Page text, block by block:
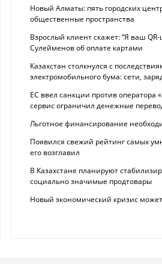
Новый Алматы: пять городских
общественные пространства
Взрослый клиент скажет: “Я ваш
Сулейменов об оплате картами
Казахстан столкнулся с
электромобильного бума: сети,
ЕС ввел санкции против оператора
сервис ограничил денежные
Льготное финансирование
Появился свежий рейтинг самых
его возглавил
В Казахстане планируют
социально значимые продтовары
Новый экономический кризис